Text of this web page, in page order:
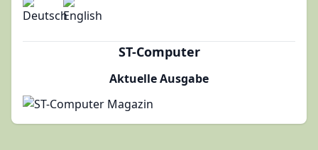
ST-Computer
Aktuelle Ausgabe